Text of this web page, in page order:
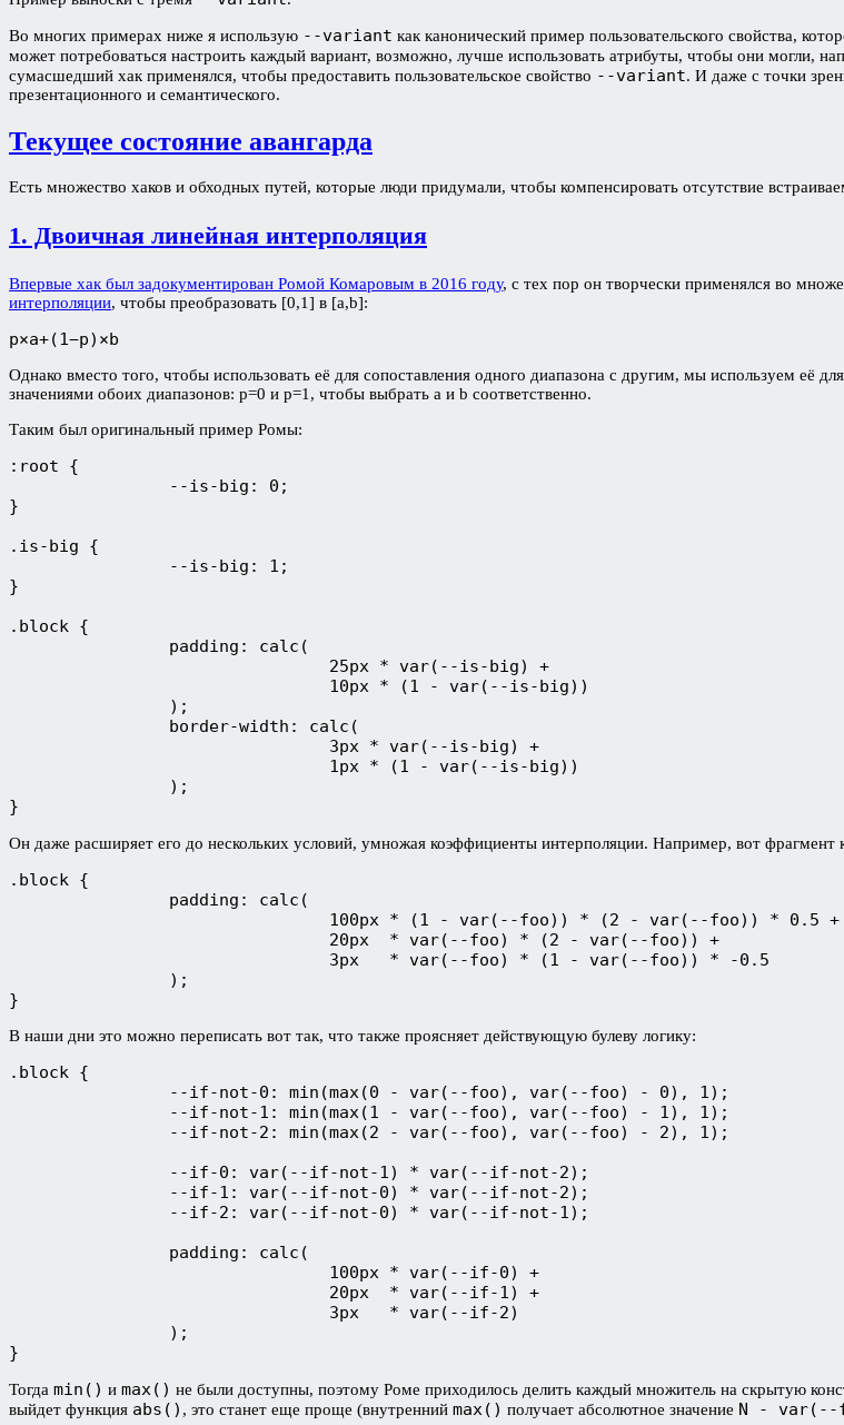
Во многих примерах ниже я использую --variant как канонический пример пользовательского свойства,
может потребоваться настроить каждый вариант, возможно, лучше использовать атрибуты, чтобы они могли,
сумасшедший хак применялся, чтобы предоставить пользовательское свойство --variant. И даже с точки
презентационного и семантического.
Текущее состояние авангарда
Есть множество хаков и обходных путей, которые люди придумали, чтобы компенсировать отсутствие
1. Двоичная линейная интерполяция
Впервые хак был задокументирован Ромой Комаровым в 2016 году, с тех пор он творчески применялся во
интерполяции, чтобы преобразовать [0,1] в [a,b]:
p×a+(1−p)×b
Однако вместо того, чтобы использовать её для сопоставления одного диапазона с другим, мы используем её
значениями обоих диапазонов: p=0 и p=1, чтобы выбрать a и b соответственно.
Таким был оригинальный пример Ромы:
:root {
}
.is-big {
}
.block {
}
Он даже расширяет его до нескольких условий, умножая коэффициенты интерполяции. Например, вот фрагмент
.block {
}
В наши дни это можно переписать вот так, что также проясняет действующую булеву логику:
.block {
}
Тогда min() и max() не были доступны, поэтому Роме приходилось делить каждый множитель на скрытую
выйдет функция abs() , это станет еще проще (внутренний max() получает абсолютное значение N - var(--